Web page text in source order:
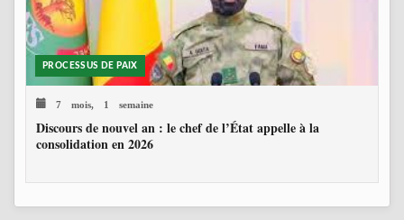
PROCESSUS DE PAIX
7 mois, 1 semaine
Discours de nouvel an : le chef de l’État appelle à la
consolidation en 2026